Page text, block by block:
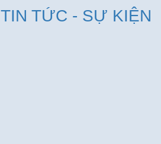
TIN TỨC - SỰ KIỆN